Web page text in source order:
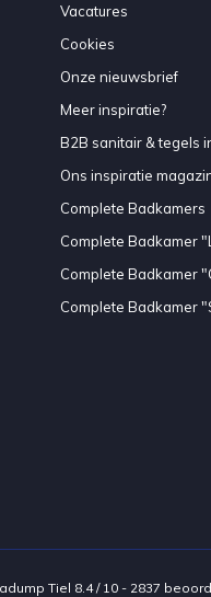
Vacatures
Cookies
Onze nieuwsbrief
Meer inspiratie?
B2B sanitair & tegels
Ons inspiratie
Complete Badkamers
Complete Badkamer
Complete Badkamer
Complete Badkamer
Tiel 8.4/ 10 - 2837